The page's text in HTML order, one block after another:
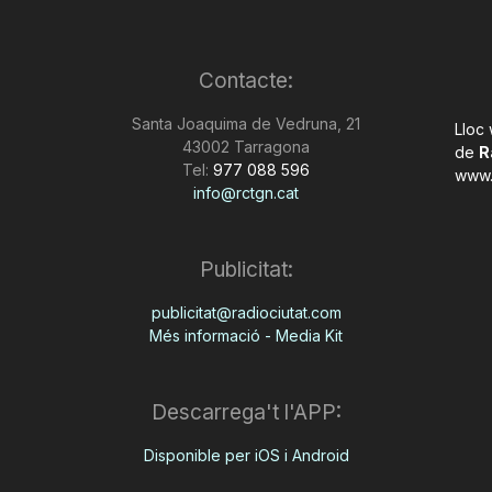
Contacte:
Santa Joaquima de Vedruna, 21
43002 Tarragona
Tel: 977 088 596
info@rctgn.cat
Publicitat:
publicitat@radiociutat.com
Més informació - Media Kit
Descarrega't l'APP:
Disponible per iOS i Android
Lloc
de